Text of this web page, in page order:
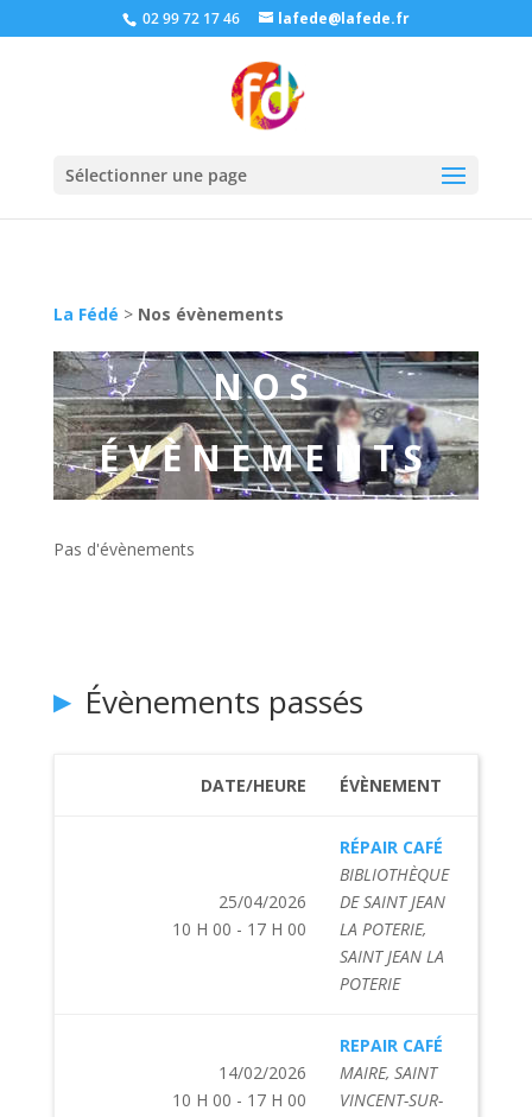
02 99 72 17 46 lafede@lafede.fr
Sélectionner une page
La Fédé > Nos évènements
NOS
ÉVÈNEMENTS
Pas d'évènements
Évènements passés
DATE/HEURE ÉVÈNEMENT
25/04/2026
10 H 00 - 17 H 00
RÉPAIR CAFÉ
BIBLIOTHÈQUE
DE SAINT JEAN
LA POTERIE,
SAINT JEAN LA
POTERIE
14/02/2026
10 H 00 - 17 H 00
REPAIR CAFÉ
MAIRE, SAINT
VINCENT-SUR-